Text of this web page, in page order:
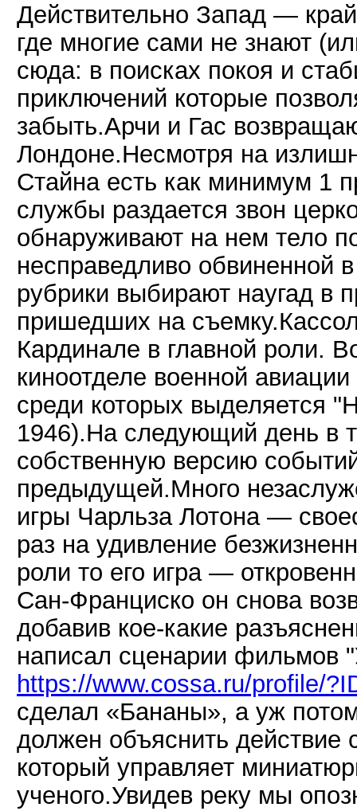
Действительно Запад —
где многие сами не знают
сюда: в поисках покоя и
приключений которые
забыть.Арчи и Гас
Лондоне.Несмотря на
Стайна есть как минимум 1
службы раздается звон
обнаруживают на нем тело
несправедливо обвиненной
рубрики выбирают наугад в
пришедших на
Кардинале в главной роли.
киноотделе военной
среди которых выделяется
1946).На следующий день в
собственную версию
предыдущей.Много
игры Чарльза Лотона —
раз на удивление
роли то его игра —
Сан-Франциско он снова
добавив кое-какие
написал сценарии фильмов
https://www.cossa.ru/profile/
сделал «Бананы», а уж
должен объяснить действие
который управляет
ученого.Увидев реку мы